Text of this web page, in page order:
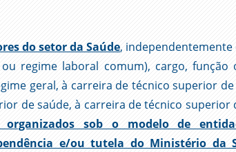
do setor da Saúde, independentemente
regime laboral comum), cargo, função
geral, à carreira de técnico superior
de saúde, à carreira de técnico superior
sob o modelo de
e/ou tutela do Ministério da